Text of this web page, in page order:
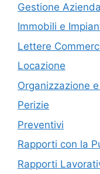
Gestione
Immobili e
Lettere
Locazione
Organizzazione
Perizie
Preventivi
Rapporti con la
Rapporti